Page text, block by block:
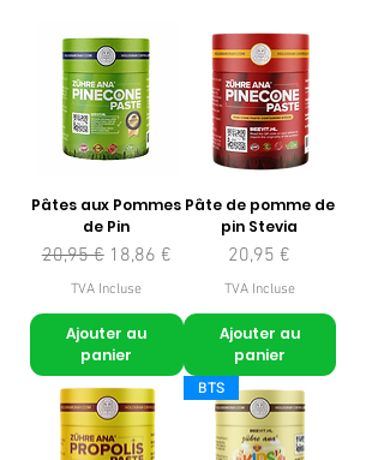
Pâtes aux Pommes
de Pin
Prix original
20,95 € Prix promotionnel
18,86 €
TVA Incluse
Ajouter au
panier
Pâte de pomme de
pin Stevia
Prix
20,95 €
TVA Incluse
Ajouter au
panier
BTS